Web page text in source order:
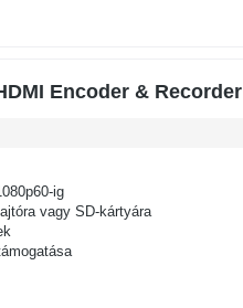
Encoder & Recorder
ig
vagy SD-kártyára